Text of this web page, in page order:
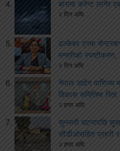
बारामा करेन्ट लागेर
२ दिन अघि
ढल्केबर ट्रमा
मन्त्रीको स्पष्टीकरण,
२ दिन अघि
नेपाल उद्योग वाणिज्य
विकास समितिमा
२ हप्ता अघि
सुनसरी घटनापछि
सीडीओसहित प्रहरी
२ हप्ता अघि